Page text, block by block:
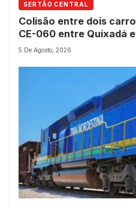
SERTÃO CENTRAL
Colisão entre dois
CE-060 entre Quixadá
5 De Agosto, 2026